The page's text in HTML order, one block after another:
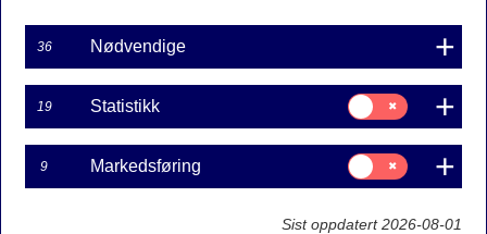
36 Nødvendige
19 Statistikk
Samtykke
til:
Statistikk
9 Markedsføring
Samtykke
til:
Markedsføring
Sist oppdatert 2026-08-01